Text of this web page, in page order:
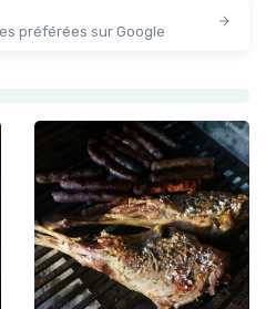
préférées sur Google